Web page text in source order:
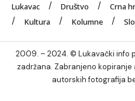
Lukavac Društvo Crna
Kultura
Kolumne
2009. – 2024. © Lukavački info
zadržana. Zabranjeno
autorskih fotografija